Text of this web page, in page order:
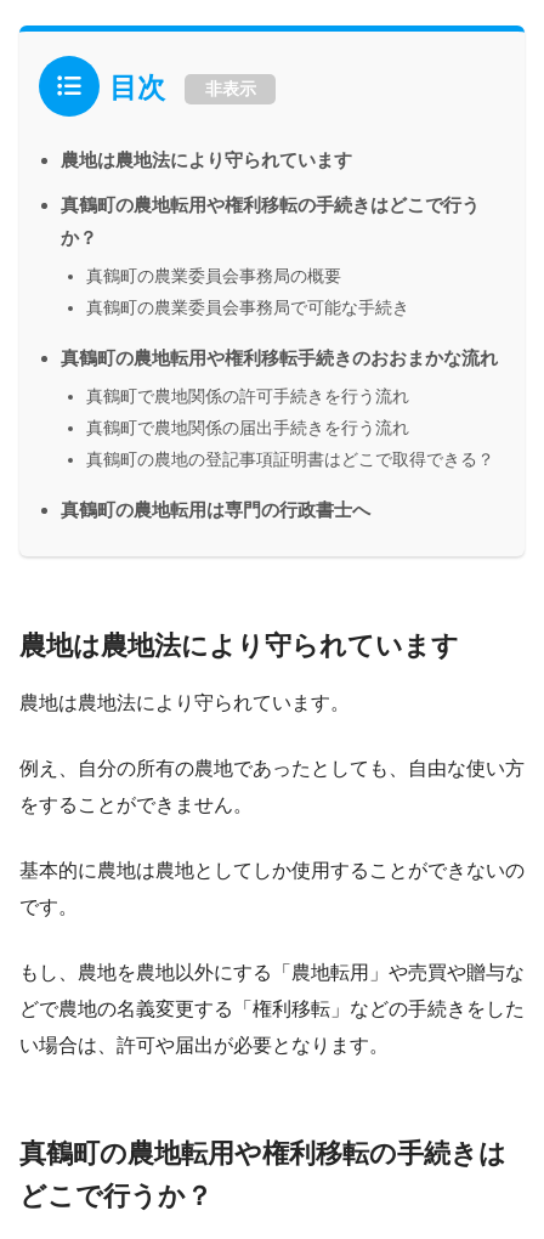
目次 非表示
農地は農地法により守られています
真鶴町の農地転用や権利移転の手続きはどこで行う
か？
真鶴町の農業委員会事務局の概要
真鶴町の農業委員会事務局で可能な手続き
真鶴町の農地転用や権利移転手続きのおおまかな流れ
真鶴町で農地関係の許可手続きを行う流れ
真鶴町で農地関係の届出手続きを行う流れ
真鶴町の農地の登記事項証明書はどこで取得できる？
真鶴町の農地転用は専門の行政書士へ
農地は農地法により守られています
農地は農地法により守られています。
例え、自分の所有の農地であったとしても、自由な使い方
をすることができません。
基本的に農地は農地としてしか使用することができないの
です。
もし、農地を農地以外にする「農地転用」や売買や贈与な
どで農地の名義変更する「権利移転」などの手続きをした
い場合は、許可や届出が必要となります。
真鶴町の農地転用や権利移転の手続きは
どこで行うか？